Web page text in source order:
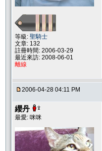
等級: 聖騎士
文章: 132
註冊時間: 2006-03-29
最近來訪: 2008-06-01
離線
2006-04-28 04:11 PM
纓丹
最愛: 咪咪